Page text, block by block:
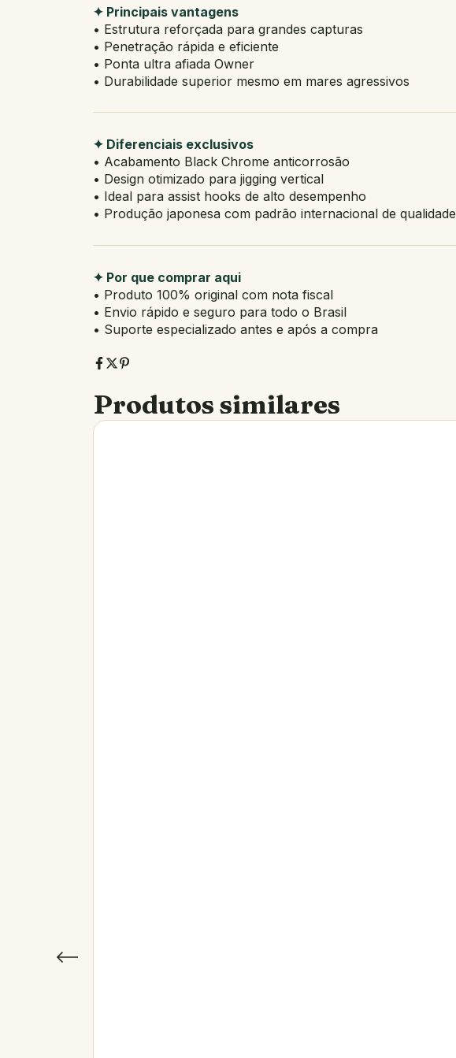
✦ Principais vantagens
• Estrutura reforçada para grandes capturas
• Penetração rápida e eficiente
• Ponta ultra afiada Owner
• Durabilidade superior mesmo em mares agressivos
✦ Diferenciais exclusivos
• Acabamento Black Chrome anticorrosão
• Design otimizado para jigging vertical
• Ideal para assist hooks de alto desempenho
• Produção japonesa com padrão internacional de qualidade
✦ Por que comprar aqui
• Produto 100% original com nota fiscal
• Envio rápido e seguro para todo o Brasil
• Suporte especializado antes e após a compra
Produtos similares